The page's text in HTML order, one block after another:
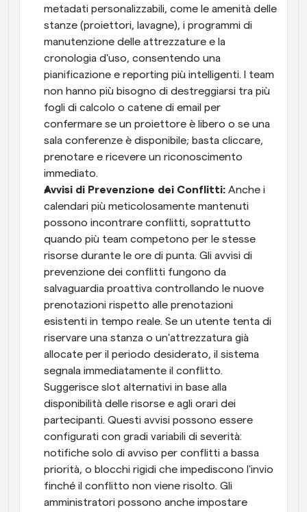
metadati personalizzabili, come le amenità delle
stanze (proiettori, lavagne), i programmi di
manutenzione delle attrezzature e la
cronologia d'uso, consentendo una
pianificazione e reporting più intelligenti. I team
non hanno più bisogno di destreggiarsi tra più
fogli di calcolo o catene di email per
confermare se un proiettore è libero o se una
sala conferenze è disponibile; basta cliccare,
prenotare e ricevere un riconoscimento
immediato.
Avvisi di Prevenzione dei Conflitti: Anche i
calendari più meticolosamente mantenuti
possono incontrare conflitti, soprattutto
quando più team competono per le stesse
risorse durante le ore di punta. Gli avvisi di
prevenzione dei conflitti fungono da
salvaguardia proattiva controllando le nuove
prenotazioni rispetto alle prenotazioni
esistenti in tempo reale. Se un utente tenta di
riservare una stanza o un'attrezzatura già
allocate per il periodo desiderato, il sistema
segnala immediatamente il conflitto.
Suggerisce slot alternativi in base alla
disponibilità delle risorse e agli orari dei
partecipanti. Questi avvisi possono essere
configurati con gradi variabili di severità:
notifiche solo di avviso per conflitti a bassa
priorità, o blocchi rigidi che impediscono l'invio
finché il conflitto non viene risolto. Gli
amministratori possono anche impostare